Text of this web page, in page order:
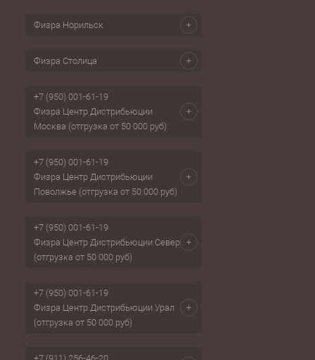
Физра Норильск
Физра Столица
+7 (950) 001-61-19
Физра Центр Дистрибьюции
Москва (отгрузка от 50 000 руб)
+7 (950) 001-61-19
Физра Центр Дистрибьюции
Поволжье (отгрузка от 50 000 руб)
+7 (950) 001-61-19
Физра Центр Дистрибьюции Север
(отгрузка от 50 000 руб)
+7 (950) 001-61-19
Физра Центр Дистрибьюции Урал
(отгрузка от 50 000 руб)